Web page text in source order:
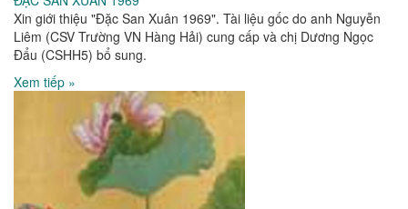
Xin giới thiệu "Đặc San Xuân 1969". Tài liệu gốc do anh Nguyễn
Liêm (CSV Trường VN Hàng Hải) cung cấp và chị Dương Ngọc
Đẩu (CSHH5) bổ sung.
Xem tiếp »